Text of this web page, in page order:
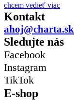
chcem vedieť viac
Kontakt
ahoj@charta.sk
Sledujte nás
Facebook
Instagram
TikTok
E-shop